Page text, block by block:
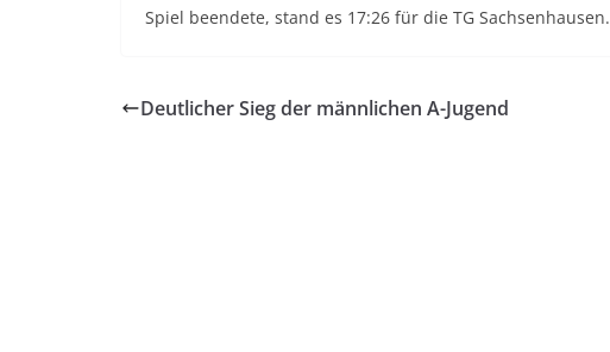
Spiel beendete, stand es 17:26 für die TG Sachsenhausen.
Deutlicher Sieg der männlichen A-Jugend